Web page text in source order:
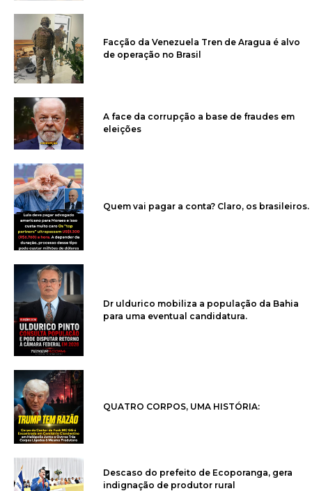
Facção da Venezuela Tren de Aragua é alvo
de operação no Brasil
A face da corrupção a base de fraudes em
eleições
Quem vai pagar a conta? Claro, os brasileiros.
Dr uldurico mobiliza a população da Bahia
para uma eventual candidatura.
QUATRO CORPOS, UMA HISTÓRIA:
Descaso do prefeito de Ecoporanga, gera
indignação de produtor rural